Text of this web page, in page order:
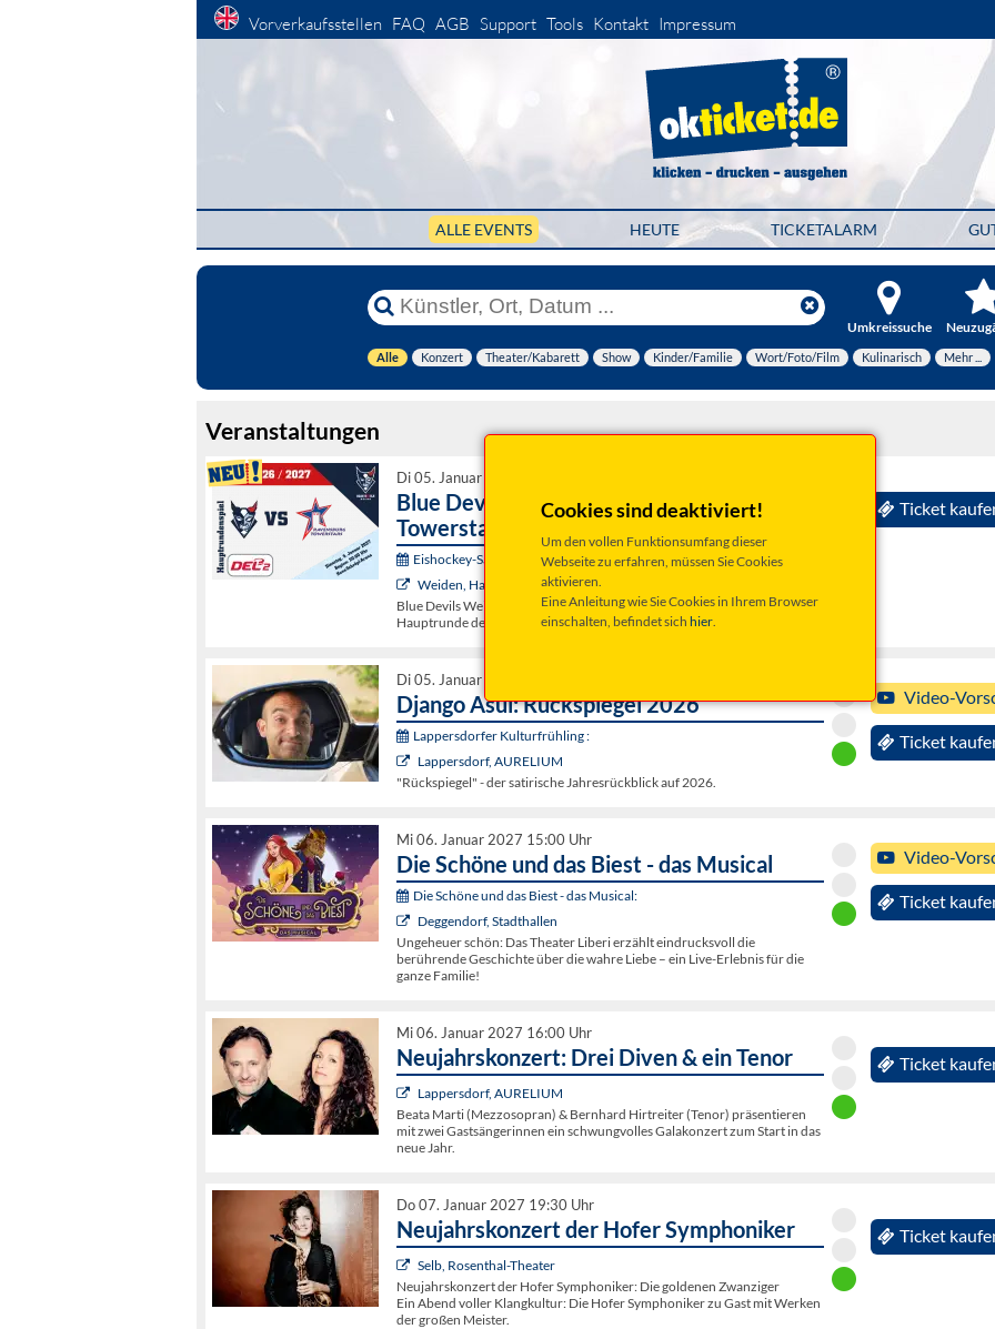
Vorverkaufsstellen FAQ AGB Support Tools Kontakt Impressum
ALLE EVENTS HEUTE TICKETALARM
Umkreissuche
Alle Konzert Theater/Kabarett Show Kinder/Familie Wort/Foto/Film Kulinarisch Mehr ...
Cookies sind deaktiviert!
Um den vollen Funktionsumfang dieser
Webseite zu erfahren, müssen Sie Cookies
aktivieren.
Eine Anleitung wie Sie Cookies in Ihrem Browser
einschalten, befindet sich hier.
Veranstaltungen
Di 05. Januar 2027 20:00 Uhr
Blue Devils Weiden vs. Ravensburg
Towerstars
Eishockey-Saison 2026/2027:
Weiden, Hans-Schröpf-Arena (Eisstadion)
Blue Devils Weiden vs. Ravensburg Towerstars. 17. Heimspiel in der
Hauptrunde der DEL2, Saison 2026/2027.
Ticket
Di 05. Januar 2027 20:00 Uhr
Django Asül: Rückspiegel 2026
Lappersdorfer Kulturfrühling :
Lappersdorf, AURELIUM
"Rückspiegel" - der satirische Jahresrückblick auf 2026.
Video-
Ticket
Mi 06. Januar 2027 15:00 Uhr
Die Schöne und das Biest - das Musical
Die Schöne und das Biest - das Musical:
Deggendorf, Stadthallen
Ungeheuer schön: Das Theater Liberi erzählt eindrucksvoll die
berührende Geschichte über die wahre Liebe – ein Live-Erlebnis für die
ganze Familie!
Video-
Ticket
Mi 06. Januar 2027 16:00 Uhr
Neujahrskonzert: Drei Diven & ein Tenor
Lappersdorf, AURELIUM
Beata Marti (Mezzosopran) & Bernhard Hirtreiter (Tenor) präsentieren
mit zwei Gastsängerinnen ein schwungvolles Galakonzert zum Start in das
neue Jahr.
Ticket
Do 07. Januar 2027 19:30 Uhr
Neujahrskonzert der Hofer Symphoniker
Selb, Rosenthal-Theater
Neujahrskonzert der Hofer Symphoniker: Die goldenen Zwanziger
Ein Abend voller Klangkultur: Die Hofer Symphoniker zu Gast mit Werken
der großen Meister.
Ticket